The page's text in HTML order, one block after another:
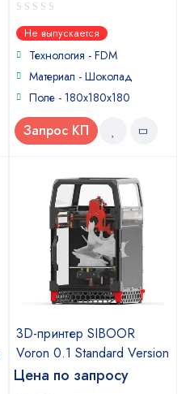
0
out
of
Не выпускается
Технология - FDM
Материал - Шоколад
Поле - 180x180x180
Запрос КП
3D-принтер SIBOOR
Voron 0.1 Standard Version
Цена по запросу